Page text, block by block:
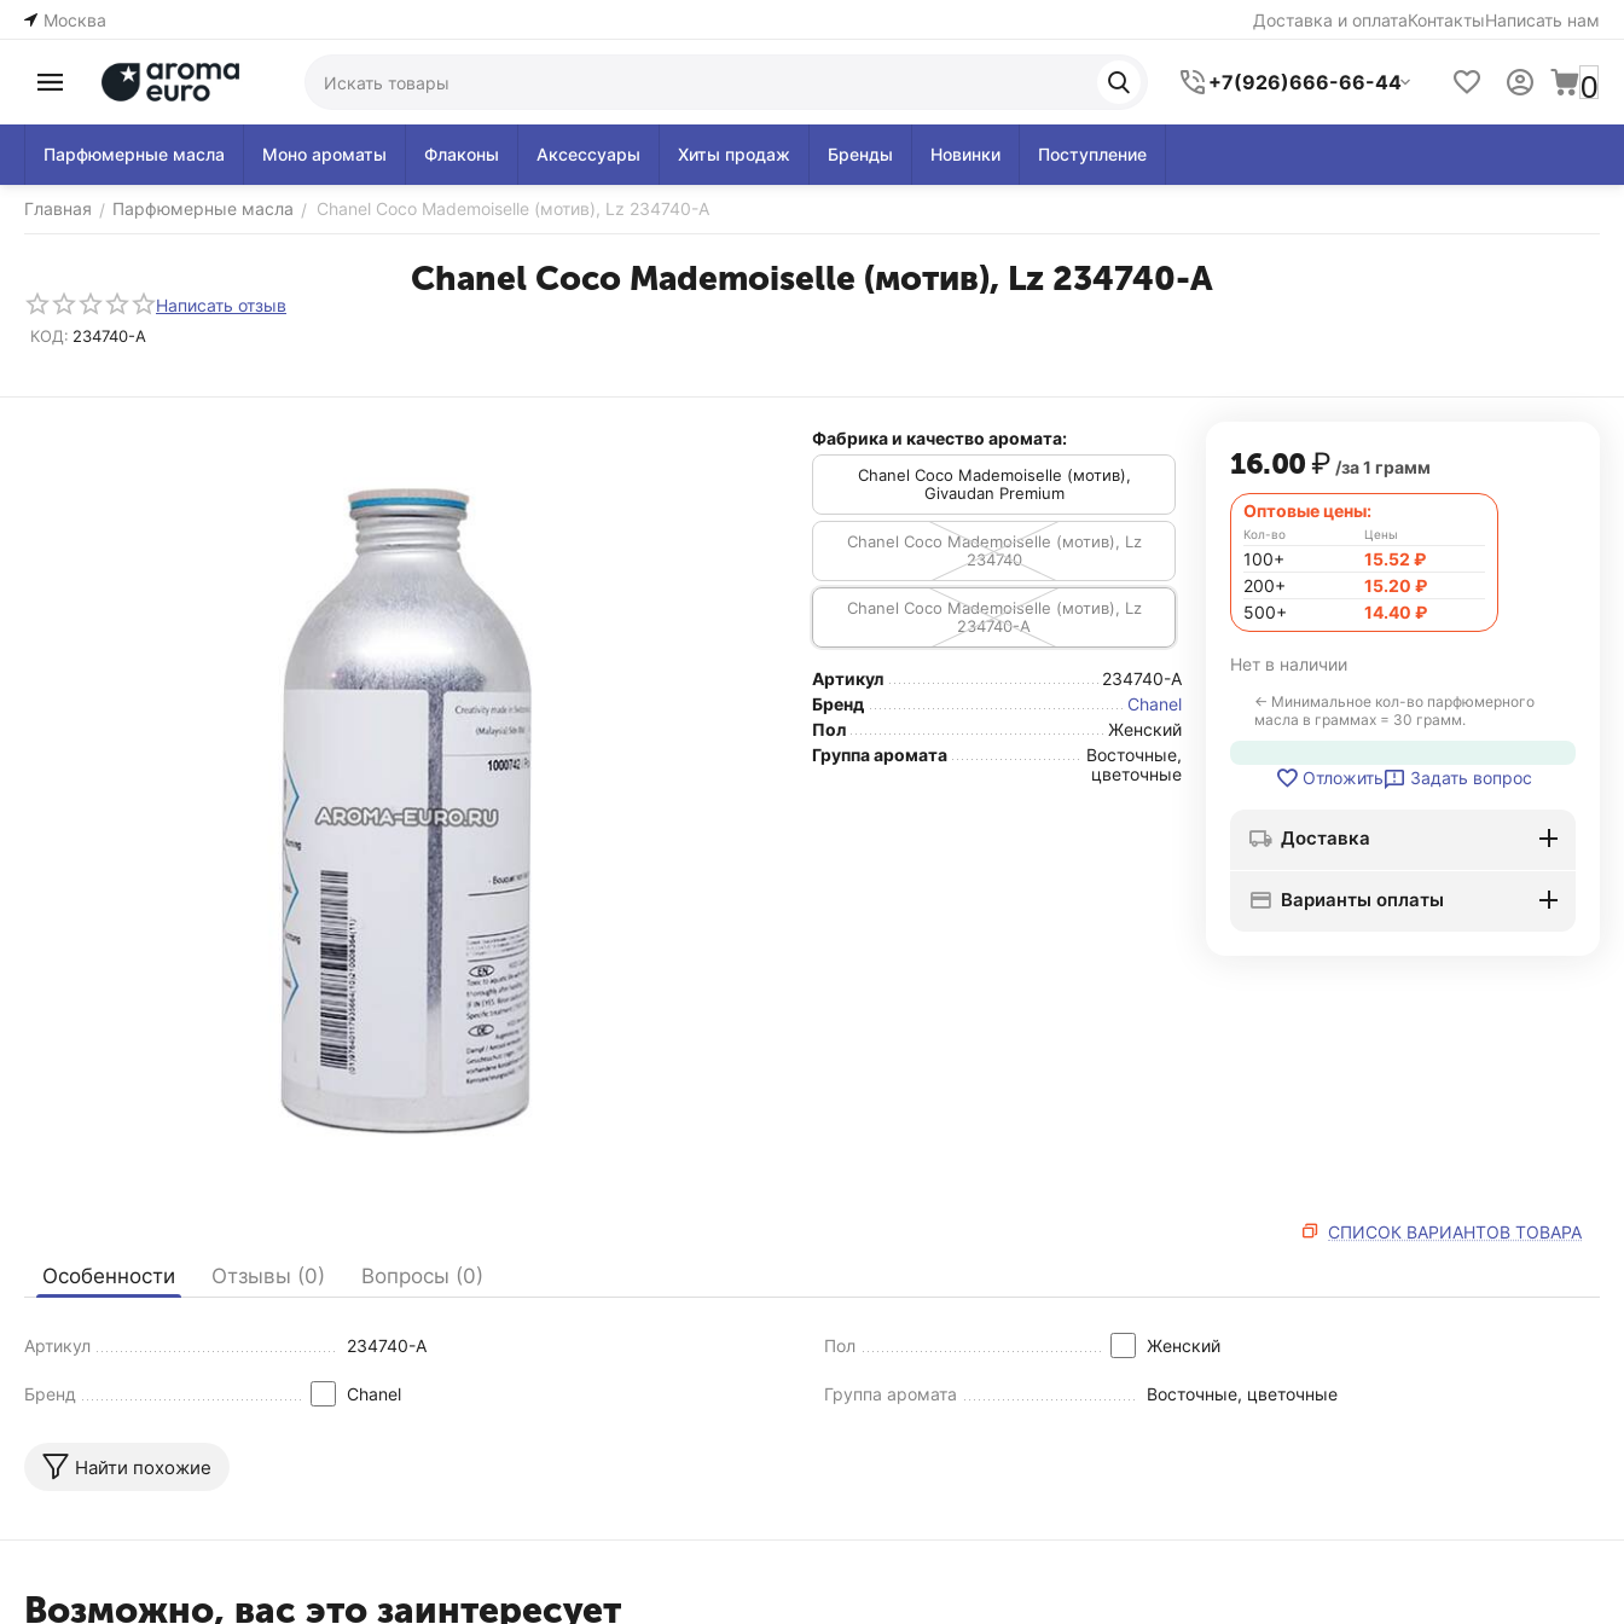
Москва Доставка и оплатаКонтактыНаписать нам
+7(926)666-66-44 0
Парфюмерные масла Моно ароматы Флаконы Аксессуары Хиты продаж Бренды Новинки Поступление
Главная / Парфюмерные масла / Chanel Coco Mademoiselle (мотив), Lz 234740-A
Chanel Coco Mademoiselle (мотив), Lz 234740-A
Написать отзыв
КОД: 234740-A
Фабрика и качество аромата:
Chanel Coco Mademoiselle (мотив),
Givaudan Premium
Chanel Coco Mademoiselle (мотив), Lz
234740
Chanel Coco Mademoiselle (мотив), Lz
234740-A
Артикул
234740-A
Бренд
Chanel
Пол
Женский
Группа аромата
Восточные,
цветочные
16.00₽ /за 1 грамм
Оптовые цены:
Кол-во
100+
200+
500+
Цены
15.52 ₽
15.20 ₽
14.40 ₽
Нет в наличии
← Минимальное кол-во парфюмерного
масла в граммах = 30 грамм.
Отложить Задать вопрос
Доставка
Варианты оплаты
СПИСОК ВАРИАНТОВ ТОВАРА
Особенности Отзывы (0) Вопросы (0)
Артикул 234740-A
Бренд Chanel
Пол Женский
Группа аромата Восточные, цветочные
Найти похожие
Возможно, вас это заинтересует